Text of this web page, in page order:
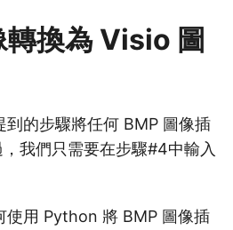
轉換為 Visio 圖
到的步驟將任何 BMP 圖像插
我們只需要在步驟#4中輸入
使用 Python 將 BMP 圖像插